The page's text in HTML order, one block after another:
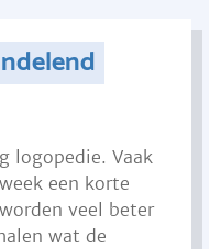
logopedie. Vaak
een korte
veel beter
wat de